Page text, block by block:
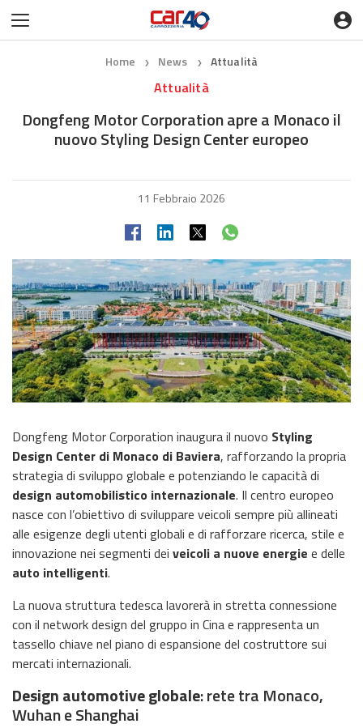
Home ❯ News ❯ Attualità
Attualità
Dongfeng Motor Corporation apre a Monaco il
nuovo Styling Design Center europeo
11 Febbraio 2026
Dongfeng Motor Corporation inaugura il nuovo Styling
Design Center di Monaco di Baviera, rafforzando la propria
strategia di sviluppo globale e potenziando le capacità di
design automobilistico internazionale. Il centro europeo
nasce con l’obiettivo di sviluppare veicoli sempre più allineati
alle esigenze degli utenti globali e di rafforzare ricerca, stile e
innovazione nei segmenti dei veicoli a nuove energie e delle
auto intelligenti.
La nuova struttura tedesca lavorerà in stretta connessione
con il network design del gruppo in Cina e rappresenta un
tassello chiave nel piano di espansione del costruttore sui
mercati internazionali.
Design automotive globale: rete tra Monaco,
Wuhan e Shanghai